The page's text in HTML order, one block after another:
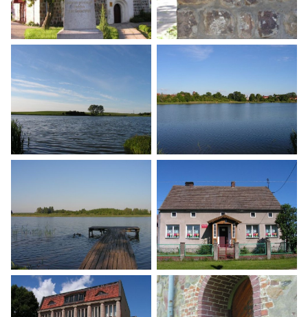
Szlak Równiny Wełtyńskiej
Szlak Równiny Wełtyńskiej Szlak Równiny Wełtyńskiej